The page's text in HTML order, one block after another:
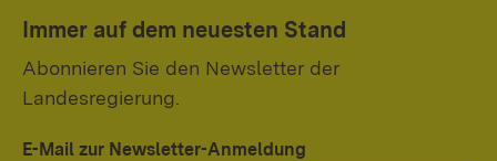
Immer auf dem neuesten Stand
Abonnieren Sie den Newsletter der
Landesregierung.
E-Mail zur Newsletter-Anmeldung